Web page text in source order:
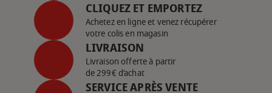
CLIQUEZ ET EMPORTEZ
Achetez en ligne et venez récupérer
votre colis en magasin
LIVRAISON
Livraison offerte à partir
de 299€ d’achat
SERVICE APRÈS VENTE